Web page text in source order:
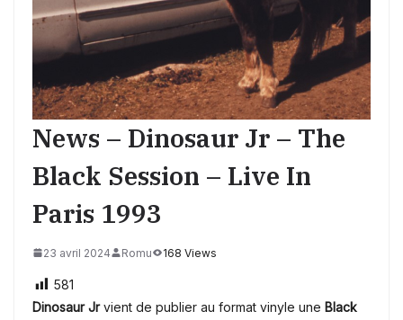
News – Dinosaur Jr – The
Black Session – Live In
Paris 1993
23 avril 2024 Romu 168 Views
581
Dinosaur Jrvient de publier au format vinyle une Black